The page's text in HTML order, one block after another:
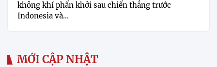
không khí phấn khởi sau chiến thắng trước
Indonesia và...
MỚI CẬP NHẬT